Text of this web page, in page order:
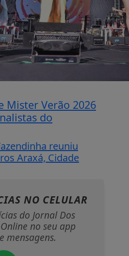
Mister Verão 2026
do
reuniu
Araxá, Cidade
NO CELULAR
do Jornal Dos
no seu app
mensagens.